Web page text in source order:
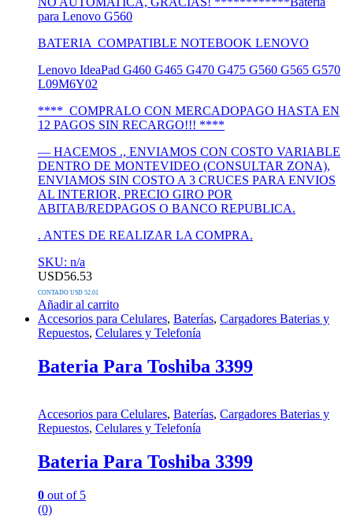
para Lenovo G560
BATERIA COMPATIBLE NOTEBOOK LENOVO
Lenovo IdeaPad G460 G465 G470 G475 G560 G565 G570
L09M6Y02
**** COMPRALO CON MERCADOPAGO HASTA EN
12 PAGOS SIN RECARGO!!! ****
— HACEMOS ., ENVIAMOS CON COSTO VARIABLE
DENTRO DE MONTEVIDEO (CONSULTAR ZONA),
ENVIAMOS SIN COSTO A 3 CRUCES PARA ENVIOS
AL INTERIOR, PRECIO GIRO POR
ABITAB/REDPAGOS O BANCO REPUBLICA.
. ANTES DE REALIZAR LA COMPRA.
SKU: n/a
USD56.53
CONTADO USD 52.01
Añadir al carrito
Accesorios para Celulares, Baterías, Cargadores Baterias y
Repuestos, Celulares y Telefonía
Bateria Para Toshiba 3399
Accesorios para Celulares, Baterías, Cargadores Baterias y
Repuestos, Celulares y Telefonía
Bateria Para Toshiba 3399
0 out of 5
(0)